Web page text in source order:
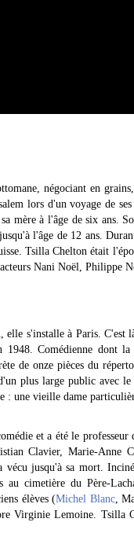
négociant en
lors d'un voyage de
mère à l'âge de six ans.
l'âge de 12 ans.
Tsilla Chelton était
Nani Noël, Philippe
s'installe à Paris. C'est
Comédienne dont la
de onze pièces du
plus large public avec
: une vieille dame
et a été le
Clavier, Marie-Anne
jusqu'à sa mort.
au cimetière du Père-
élèves (Michel Blanc,
Virginie Lemoine. Tsilla